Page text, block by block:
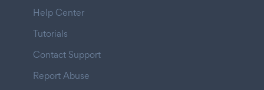
Help Center
Tutorials
Contact Support
Report Abuse